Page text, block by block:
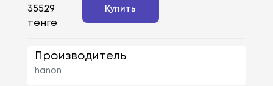
35529
тенге
Купить
Производитель
hanon